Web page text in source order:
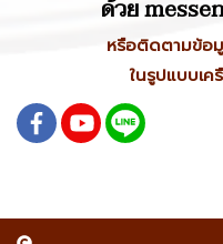
ด้วย
หรือติดตามข้อ
ในรูปแบบเ